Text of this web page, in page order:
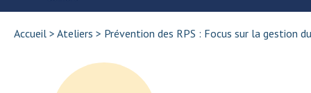
Accueil > Ateliers > Prévention des RPS : Focus sur la gestion